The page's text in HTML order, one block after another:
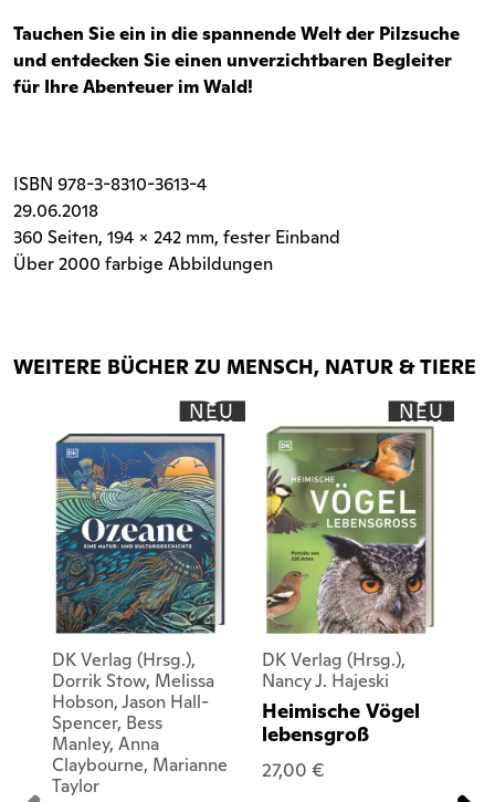
Tauchen Sie ein in die spannende Welt der Pilzsuche
und entdecken Sie einen unverzichtbaren Begleiter
für Ihre Abenteuer im Wald!
ISBN 978-3-8310-3613-4
29.06.2018
360 Seiten, 194 x 242 mm, fester Einband
Über 2000 farbige Abbildungen
WEITERE BÜCHER ZU MENSCH, NATUR & TIERE
NEU
DK Verlag (Hrsg.),
Dorrik Stow, Melissa
Hobson, Jason Hall-
Spencer, Bess
Manley, Anna
Claybourne, Marianne
Taylor
NEU
DK Verlag (Hrsg.),
Nancy J. Hajeski
Heimische Vögel
lebensgroß
27,00 €